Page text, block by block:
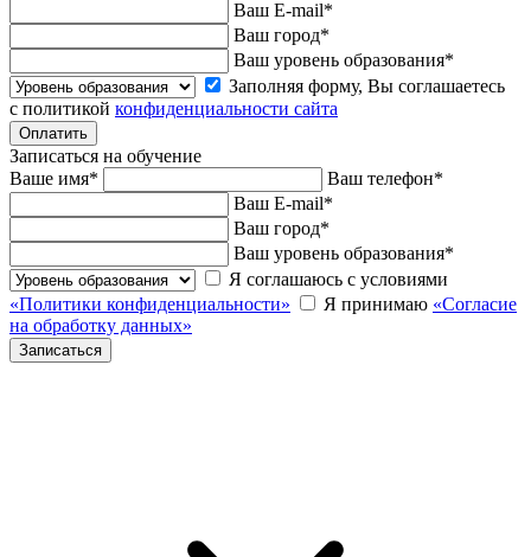
Ваш E-mail*
Ваш город*
Ваш уровень образования*
Заполняя форму, Вы соглашаетесь
с политикой конфиденциальности сайта
Записаться на обучение
Ваше имя* Ваш телефон*
Ваш E-mail*
Ваш город*
Ваш уровень образования*
Я соглашаюсь с условиями
«Политики конфиденциальности»
Я принимаю «Согласие
на обработку данных»